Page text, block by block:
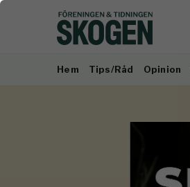
Hem Tips/Råd Opinion